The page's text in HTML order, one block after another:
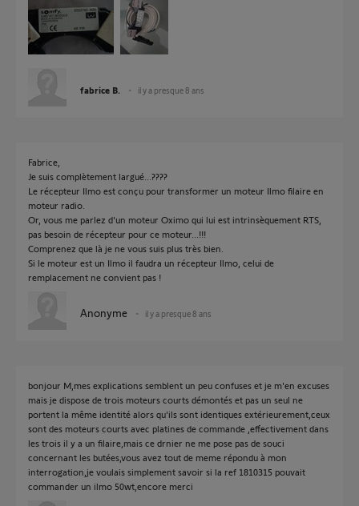
fabrice B. il y a presque 8 ans
Fabrice,
Je suis complètement largué...????
Le récepteur Ilmo est conçu pour transformer un moteur Ilmo filaire en
moteur radio.
Or, vous me parlez d'un moteur Oximo qui lui est intrinsèquement RTS,
pas besoin de récepteur pour ce moteur...!!!
Comprenez que là je ne vous suis plus très bien.
Si le moteur est un Ilmo il faudra un récepteur Ilmo, celui de
remplacement ne convient pas !
Anonyme il y a presque 8 ans
bonjour M,mes explications semblent un peu confuses et je m'en excuses
mais je dispose de trois moteurs courts démontés et pas un seul ne
portent la même identité alors qu'ils sont identiques extérieurement,ceux
sont des moteurs courts avec platines de commande ,effectivement dans
les trois il y a un filaire,mais ce drnier ne me pose pas de souci
concernant les butées,vous avez tout de meme répondu à mon
interrogation,je voulais simplement savoir si la ref 1810315 pouvait
commander un ilmo 50wt,encore merci